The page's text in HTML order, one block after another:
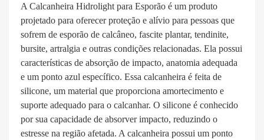
A Calcanheira Hidrolight para Esporão é um produto
projetado para oferecer proteção e alívio para pessoas que
sofrem de esporão de calcâneo, fascite plantar, tendinite,
bursite, artralgia e outras condições relacionadas. Ela possui
características de absorção de impacto, anatomia adequada
e um ponto azul específico. Essa calcanheira é feita de
silicone, um material que proporciona amortecimento e
suporte adequado para o calcanhar. O silicone é conhecido
por sua capacidade de absorver impacto, reduzindo o
estresse na região afetada. A calcanheira possui um ponto